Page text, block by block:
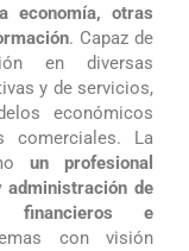
economía, otras
. Capaz de
en diversas
y de servicios,
económicos
comerciales. La
un profesional
de
financieros e
con visión